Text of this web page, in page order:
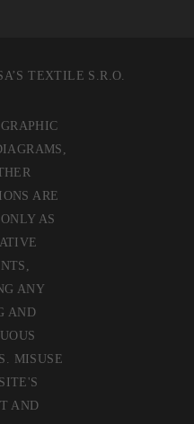
TEXTILE S.R.O.
ARE
AS
ANY
AND
MISUSE
AND